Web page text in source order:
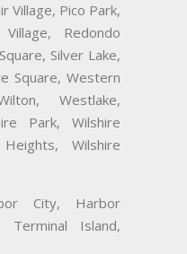
Village, Pico Park,
Redondo
Silver Lake,
Square, Western
Westlake,
Park, Wilshire
Wilshire
City, Harbor
Terminal Island,